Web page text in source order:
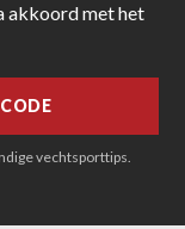
akkoord met het
vechtsporttips.